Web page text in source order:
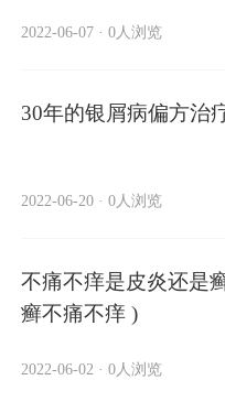
2022-06-07 · 0人浏览
30年的银屑病偏方治
2022-06-20 · 0人浏览
不痛不痒是皮炎还是
癣不痛不痒 )
2022-06-02 · 0人浏览